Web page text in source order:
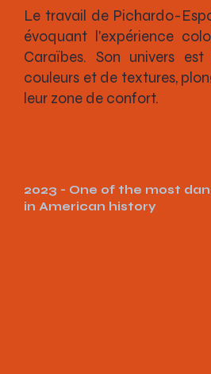
Le travail de Pichardo-
évoquant l'expérience
Caraïbes. Son univers
couleurs et de textures,
leur zone de confort.
2023 - One of the most
in American history